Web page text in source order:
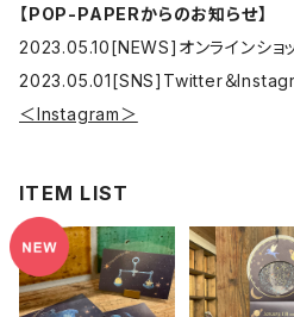
【POP-PAPERからのお知らせ】
2023.05.10[NEWS]オンラインショ
2023.05.01[SNS]Twitter＆
＜Instagram＞
ITEM LIST